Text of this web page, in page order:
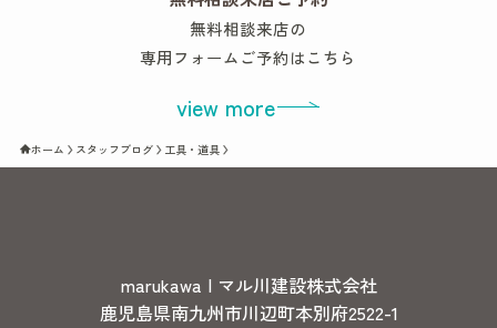
無料相談来店の
専用フォームご予約はこちら
view more
ホーム スタッフブログ 工具・道具
marukawa | マル川建設株式会社
鹿児島県南九州市川辺町本別府2522-1